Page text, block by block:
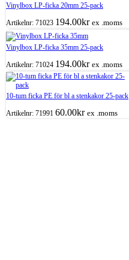
Vinylbox LP-ficka 20mm 25-pack
Artikelnr: 71023 194.00kr ex .moms
Vinylbox LP-ficka 35mm 25-pack
Artikelnr: 71024 194.00kr ex .moms
10-tum ficka PE för bl a stenkakor 25-pack
Artikelnr: 71991 60.00kr ex .moms